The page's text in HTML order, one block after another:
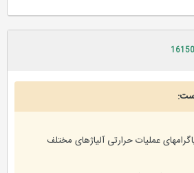
عملیات حرارتی آلیاژهای مختلف